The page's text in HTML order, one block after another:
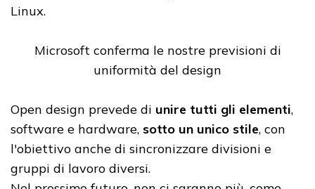
Linux.
Microsoft conferma le nostre previsioni di
uniformità del design
Open design prevede di unire tutti gli elementi,
software e hardware, sotto un unico stile, con
l'obiettivo anche di sincronizzare divisioni e
gruppi di lavoro diversi.